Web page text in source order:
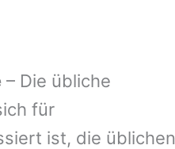
– Die übliche
für
ist, die üblichen